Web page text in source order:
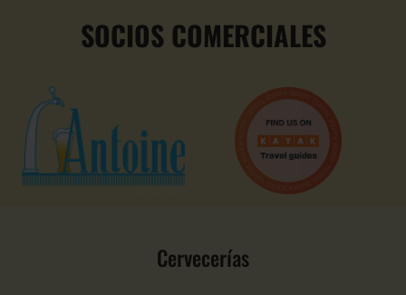
SOCIOS COMERCIALES
Cervecerías